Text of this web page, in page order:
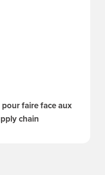
faire face aux
chain